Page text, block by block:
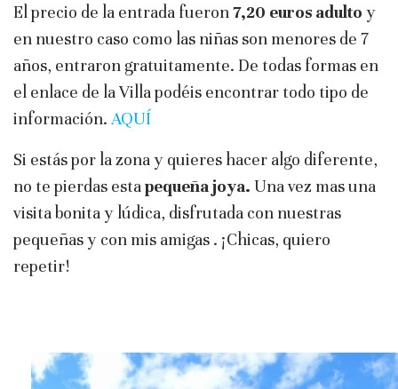
El precio de la entrada fueron7,20 euros adulto y
en nuestro caso como las niñas son menores de 7
años, entraron gratuitamente. De todas formas en
el enlace de la Villa podéis encontrar todo tipo de
información. AQUÍ
Si estás por la zona y quieres hacer algo diferente,
no te pierdas estapequeña joya. Una vez mas una
visita bonita y lúdica, disfrutada con nuestras
pequeñas y con mis amigas . ¡Chicas, quiero
repetir!